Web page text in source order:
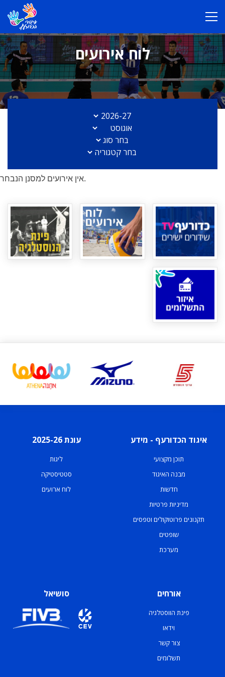
לוח אירועים
אין אירועים למסנן הנבחר.
איגוד הכדורעף - מידע
תוכן מקצועי
מבנה האיגוד
חדשות
מדיניות פרטיות
תקנונים פרוטוקולים וטפסים
שופטים
מערכת
עונת 2025-26
ליגות
סטטיסטיקה
לוח ארועים
אורחים
פינת הווסטלגיה
וידאו
צור קשר
תשלומים
סושיאל